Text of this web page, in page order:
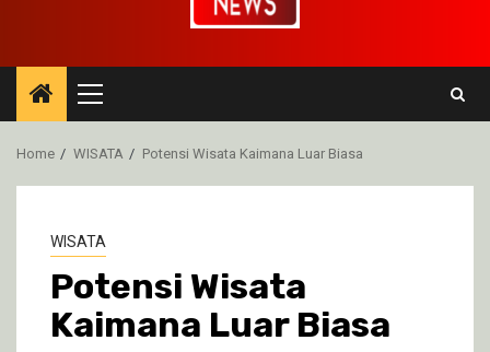
Primary
Menu
Home WISATA Potensi Wisata Kaimana Luar Biasa
WISATA
Potensi Wisata
Kaimana Luar Biasa